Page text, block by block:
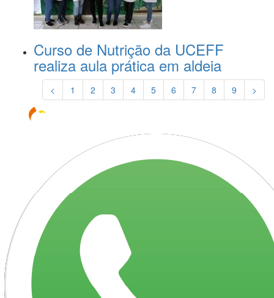
Curso de Nutrição da UCEFF
realiza aula prática em aldeia
< 1 2 3 4 5 6 7 8 9 >